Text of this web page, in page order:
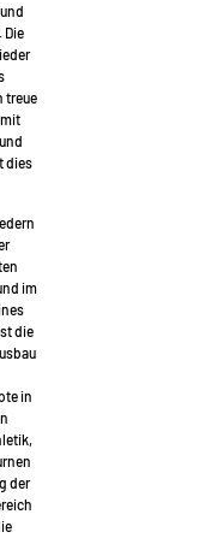
Die
treue
dies
im
die
in
der